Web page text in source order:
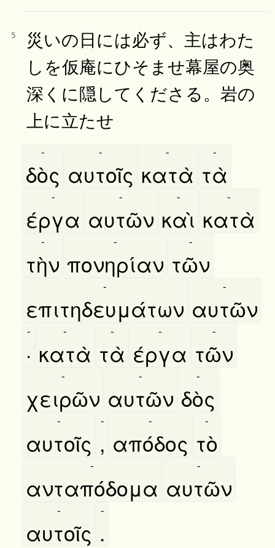
5
災いの日には必ず、主はわた
しを仮庵にひそませ幕屋の奥
深くに隠してくださる。岩の
上に立たせ
δὸς
-
αυτοῖς
-
κατὰ
-
τὰ
-
έργα
-
αυτῶν
-
καὶ
-
κατὰ
-
τὴν
-
πονηρίαν
-
τῶν
-
επιτηδευμάτων
-
αυτῶν
-
·
-
κατὰ
-
τὰ
-
έργα
-
τῶν
-
χειρῶν
-
αυτῶν
-
δὸς
-
αυτοῖς
-
,
-
απόδος
-
τὸ
-
ανταπόδομα
-
αυτῶν
-
αυτοῖς
-
.
-